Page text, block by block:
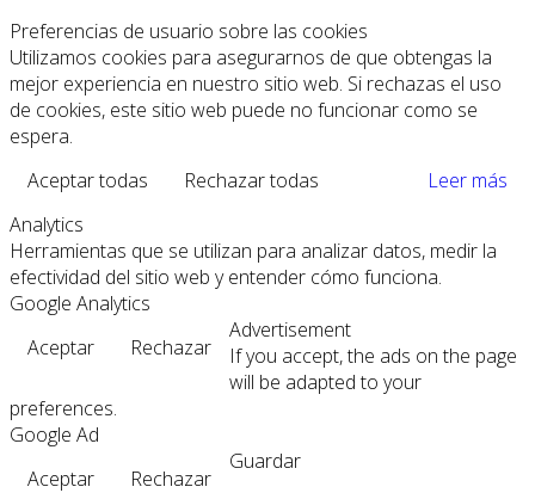
Preferencias de usuario sobre las cookies
Utilizamos cookies para asegurarnos de que obtengas la
mejor experiencia en nuestro sitio web. Si rechazas el uso
de cookies, este sitio web puede no funcionar como se
espera.
Aceptar todas
Rechazar todas
Leer más
Analytics
Herramientas que se utilizan para analizar datos, medir la
efectividad del sitio web y entender cómo funciona.
Google Analytics
Aceptar
Rechazar
Advertisement
If you accept, the ads on the page
will be adapted to your
preferences.
Google Ad
Aceptar
Rechazar
Guardar